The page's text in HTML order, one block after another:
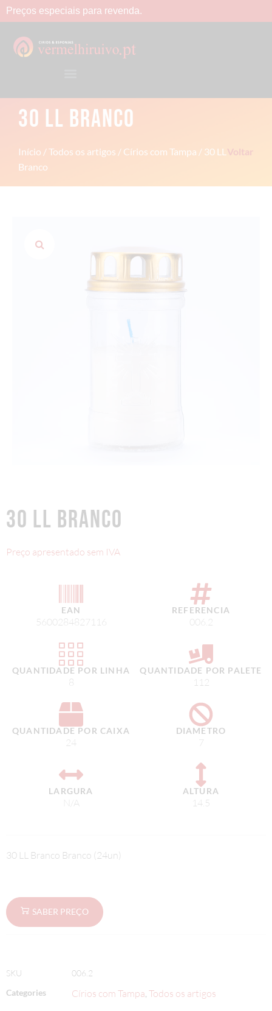
Preços especiais para revenda.
30 LL BRANCO
Início /Todos os artigos / Círios com Tampa / 30 LL
Branco
Voltar
30 LL BRANCO
Preço apresentado sem IVA
EAN
5600284827116
QUANTIDADE POR LINHA
8
QUANTIDADE POR CAIXA
24
LARGURA
N/A
REFERENCIA
006.2
QUANTIDADE POR PALETE
112
DIAMETRO
ALTURA
14.5
30 LL Branco Branco (24un)
SABER PREÇO
SKU
006.2
Categories
Círios com Tampa, Todos os artigos